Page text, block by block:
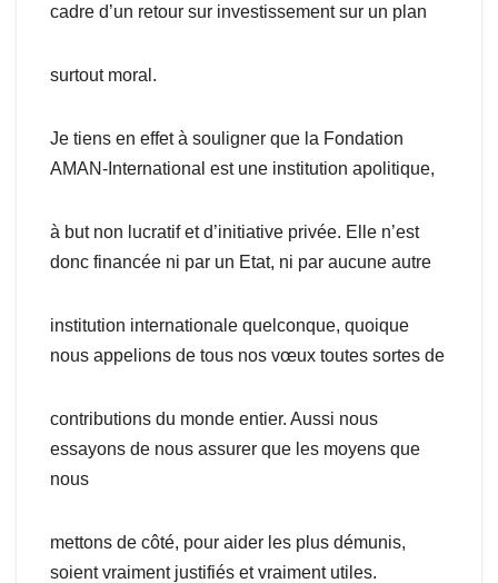
cadre d’un retour sur investissement sur un plan
surtout moral.
Je tiens en effet à souligner que la Fondation
AMAN-International est une institution apolitique,
à but non lucratif et d’initiative privée. Elle n’est
donc financée ni par un Etat, ni par aucune autre
institution internationale quelconque, quoique
nous appelions de tous nos vœux toutes sortes de
contributions du monde entier. Aussi nous
essayons de nous assurer que les moyens que
nous
mettons de côté, pour aider les plus démunis,
soient vraiment justifiés et vraiment utiles.